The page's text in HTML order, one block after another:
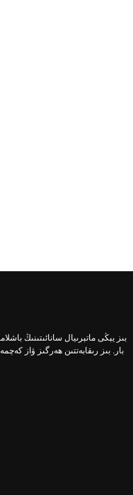
بىز يېڭى ماتېرىيال سانائىتىنىڭ
بار. بىز رىقابەتتىن ھەرگىز ۋاز